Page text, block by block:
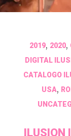
2019, 2020,
DIGITAL
CATALOGO
USA,